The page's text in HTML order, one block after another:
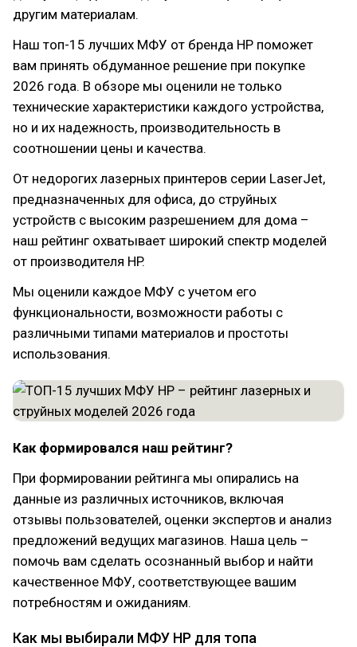
другим материалам.
Наш топ-15 лучших МФУ от бренда HP поможет
вам принять обдуманное решение при покупке
2026 года. В обзоре мы оценили не только
технические характеристики каждого устройства,
но и их надежность, производительность в
соотношении цены и качества.
От недорогих лазерных принтеров серии LaserJet,
предназначенных для офиса, до струйных
устройств с высоким разрешением для дома –
наш рейтинг охватывает широкий спектр моделей
от производителя HP.
Мы оценили каждое МФУ с учетом его
функциональности, возможности работы с
различными типами материалов и простоты
использования.
Как формировался наш рейтинг?
При формировании рейтинга мы опирались на
данные из различных источников, включая
отзывы пользователей, оценки экспертов и анализ
предложений ведущих магазинов. Наша цель –
помочь вам сделать осознанный выбор и найти
качественное МФУ, соответствующее вашим
потребностям и ожиданиям.
Как мы выбирали МФУ HP для топа